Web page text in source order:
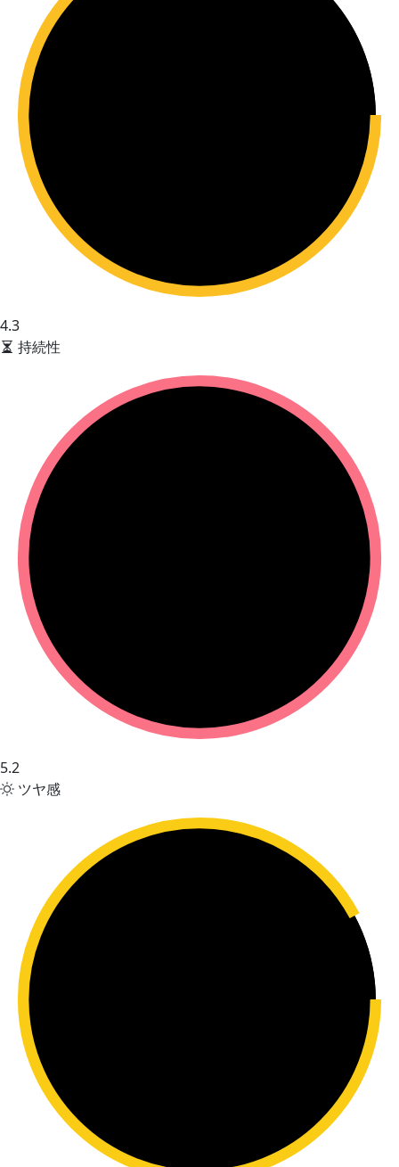
4.3
持続性
5.2
ツヤ感